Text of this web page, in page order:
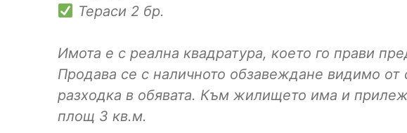
Тераси 2 бр.
Имота е с реална квадратура, което го прави
Продава се с наличното обзавеждане видимо от
разходка в обявата. Към жилището има и
площ 3 кв.м.